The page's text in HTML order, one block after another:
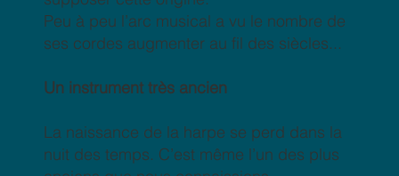
Peu à peu l’arc musical a vu le nombre de
ses cordes augmenter au fil des siècles...
Un instrument très ancien
La naissance de la harpe se perd dans la
nuit des temps. C’est même l’un des plus